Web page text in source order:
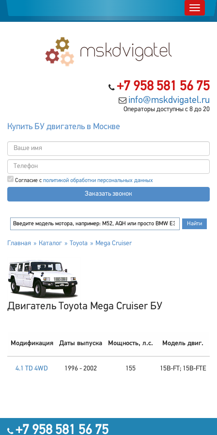
+7 958 581 56 75
info@mskdvigatel.ru
Операторы доступны с 8 до 20
Купить БУ двигатель в Москве
Согласие с политикой обработки персональных данных
Заказать звонок
Главная Каталог Toyota Mega Cruiser
Двигатель Toyota Mega Cruiser БУ
Модификация Даты выпуска Мощность, л.с. Модель двиг.
4.1 TD 4WD 1996 - 2002 155 15B-FT; 15B-FTE
+7 958 581 56 75